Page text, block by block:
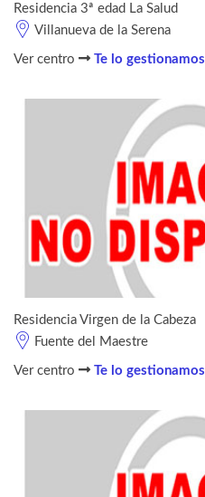
Residencia 3ª edad La Salud
Villanueva de la Serena
Ver centro Te lo gestionamos
Residencia Virgen de la Cabeza
Fuente del Maestre
Ver centro Te lo gestionamos